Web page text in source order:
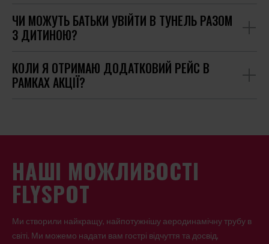
ЧИ МОЖУТЬ БАТЬКИ УВІЙТИ В ТУНЕЛЬ РАЗОМ
З ДИТИНОЮ?
КОЛИ Я ОТРИМАЮ ДОДАТКОВИЙ РЕЙС В
РАМКАХ АКЦІЇ?
НАШІ МОЖЛИВОСТІ
FLYSPOT
Ми створили найкращу, найпотужнішу аеродинамічну трубу в
світі. Ми можемо надати вам гострі відчуття та досвід,